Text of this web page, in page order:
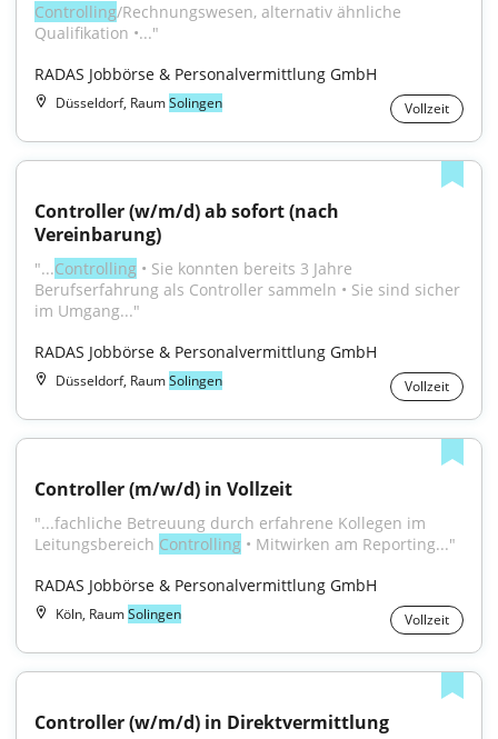
Controlling/Rechnungswesen, alternativ ähnliche
Qualifikation •..."
RADAS Jobbörse & Personalvermittlung GmbH
Düsseldorf, RaumSolingen Vollzeit
Controller (w/m/d) ab sofort (nach
Vereinbarung)
"...Controlling • Sie konnten bereits 3 Jahre
Berufserfahrung als Controller sammeln • Sie sind sicher
im Umgang..."
RADAS Jobbörse & Personalvermittlung GmbH
Düsseldorf, RaumSolingen Vollzeit
Controller (m/w/d) in Vollzeit
"...fachliche Betreuung durch erfahrene Kollegen im
Leitungsbereich Controlling • Mitwirken am Reporting..."
RADAS Jobbörse & Personalvermittlung GmbH
Köln, RaumSolingen Vollzeit
Controller (w/m/d) in Direktvermittlung